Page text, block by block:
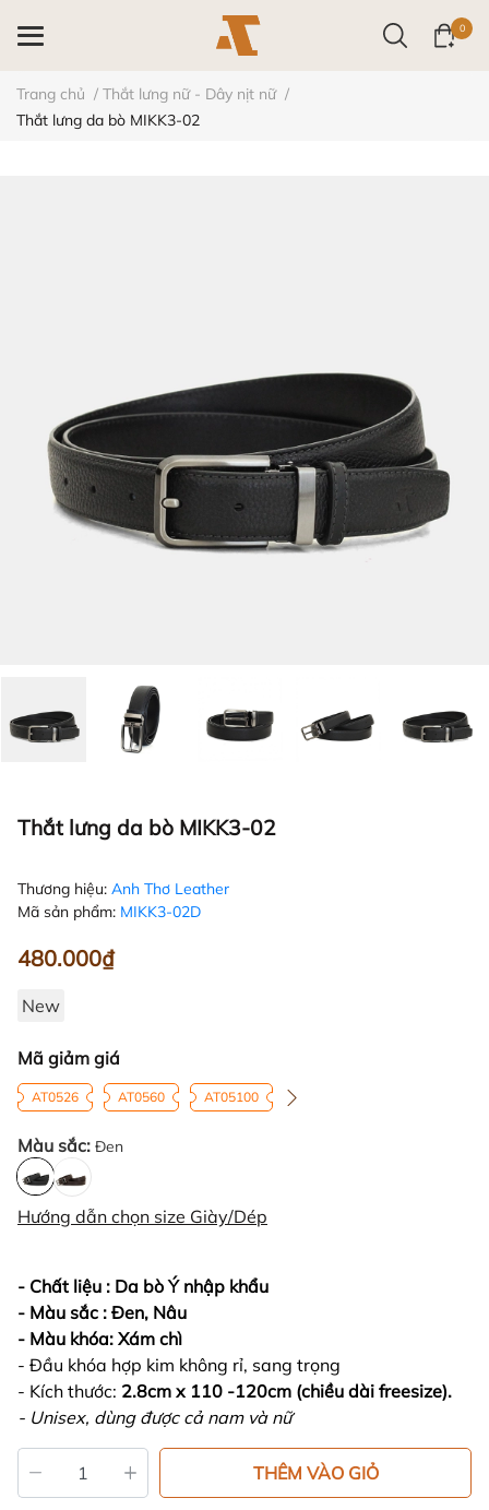
0
Trang chủ / Thắt lưng nữ - Dây nịt nữ /
Thắt lưng da bò MIKK3-02
Thắt lưng da bò MIKK3-02
Thương hiệu: Anh Thơ Leather
Mã sản phẩm: MIKK3-02D
480.000₫
New
Mã giảm giá
AT0526 AT0560 AT05100
Màu sắc: Đen
Hướng dẫn chọn size Giày/Dép
- Chất liệu : Da bò Ý nhập khẩu
- Màu sắc : Đen, Nâu
- Màu khóa: Xám chì
- Đầu khóa hợp kim không rỉ, sang trọng
- Kích thước: 2.8cm x 110 -120cm (chiều dài freesize).
- Unisex, dùng được cả nam và nữ
THÊM VÀO GIỎ